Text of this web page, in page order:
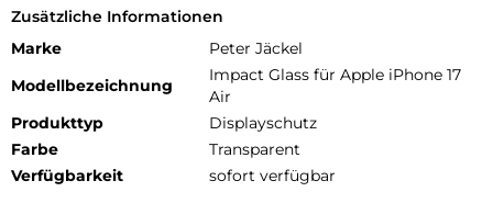
Zusätzliche Informationen
Marke
Peter Jäckel
Modellbezeichnung
Impact Glass für Apple iPhone 17
Air
Produkttyp
Displayschutz
Farbe
Transparent
Verfügbarkeit
sofort verfügbar